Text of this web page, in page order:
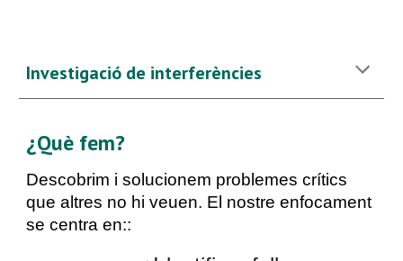
Investigació de interferències
¿Què fem?
Descobrim i solucionem problemes crítics
que altres no hi veuen. El nostre enfocament
se centra en::